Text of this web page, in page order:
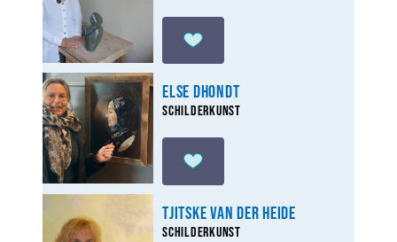
Else Dhondt
Schilderkunst
Tjitske van der Heide
Schilderkunst